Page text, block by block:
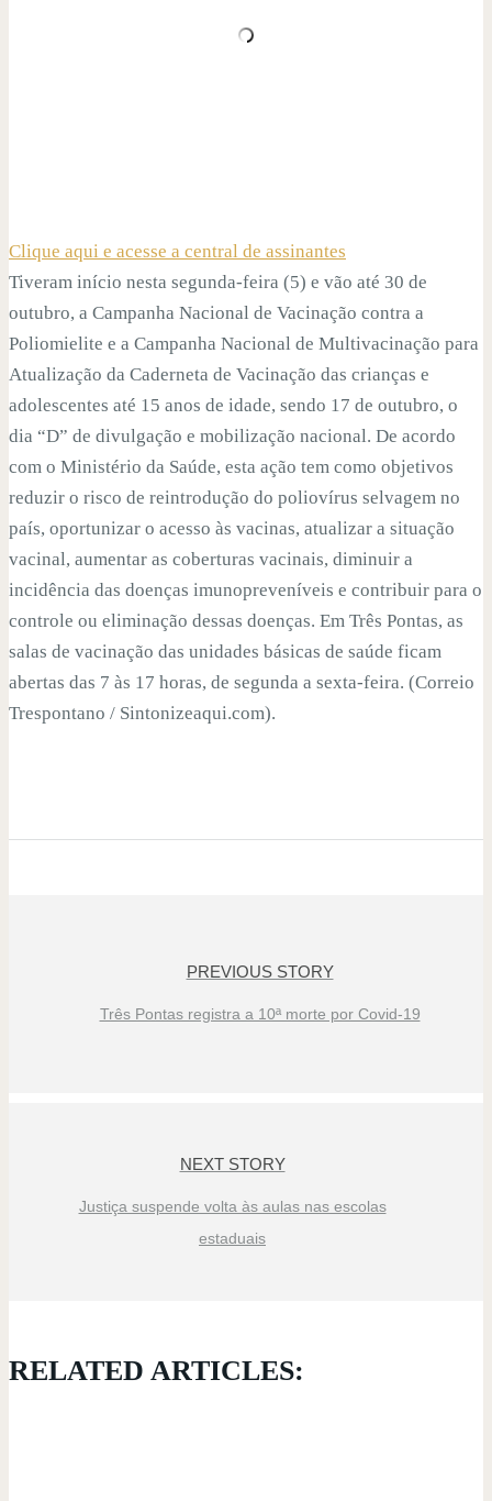
Clique aqui e acesse a central de assinantes
Tiveram início nesta segunda-feira (5) e vão até 30 de
outubro, a Campanha Nacional de Vacinação contra a
Poliomielite e a Campanha Nacional de Multivacinação para
Atualização da Caderneta de Vacinação das crianças e
adolescentes até 15 anos de idade, sendo 17 de outubro, o
dia “D” de divulgação e mobilização nacional. De acordo
com o Ministério da Saúde, esta ação tem como objetivos
reduzir o risco de reintrodução do poliovírus selvagem no
país, oportunizar o acesso às vacinas, atualizar a situação
vacinal, aumentar as coberturas vacinais, diminuir a
incidência das doenças imunopreveníveis e contribuir para o
controle ou eliminação dessas doenças. Em Três Pontas, as
salas de vacinação das unidades básicas de saúde ficam
abertas das 7 às 17 horas, de segunda a sexta-feira. (Correio
Trespontano / Sintonizeaqui.com).
PREVIOUS STORY
Três Pontas registra a 10ª morte por Covid-19
NEXT STORY
Justiça suspende volta às aulas nas escolas
estaduais
RELATED ARTICLES: